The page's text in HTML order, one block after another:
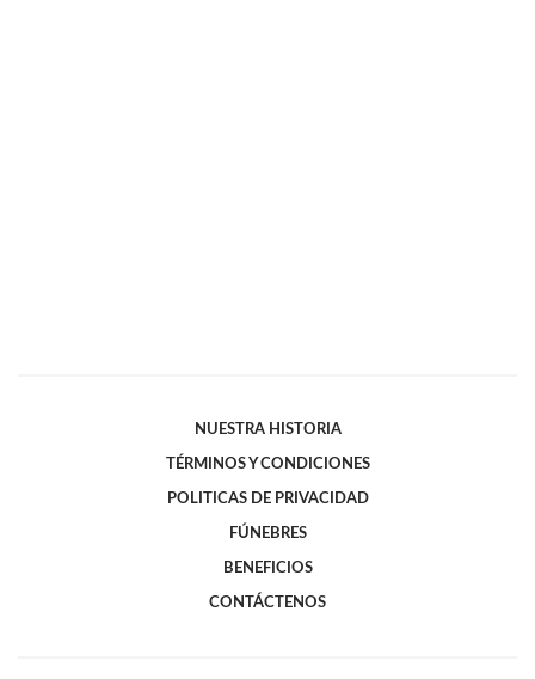
NUESTRA HISTORIA
TÉRMINOS Y CONDICIONES
POLITICAS DE PRIVACIDAD
FÚNEBRES
BENEFICIOS
CONTÁCTENOS